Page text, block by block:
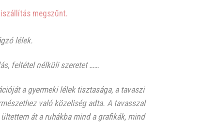
megszűnt.
lélek.
feltétel nélküli szeretet ……
a gyermeki lélek tisztasága, a tavaszi
való közeliség adta. A tavasszal
át a ruhákba mind a grafikák, mind